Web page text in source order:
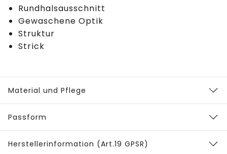
Rundhalsausschnitt
Gewaschene Optik
Struktur
Strick
Material und Pflege
Passform
Herstellerinformation (Art.19 GPSR)